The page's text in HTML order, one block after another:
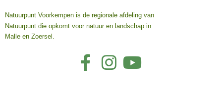
Natuurpunt Voorkempen is de regionale afdeling van
Natuurpunt die opkomt voor natuur en landschap in
Malle en Zoersel.